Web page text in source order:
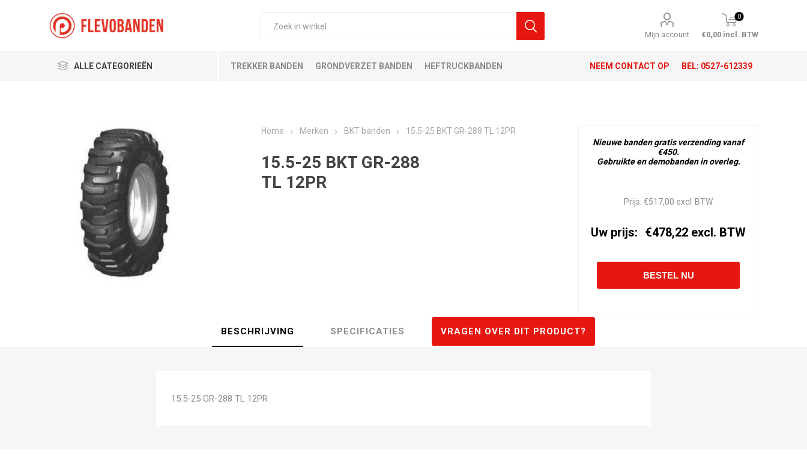
Mijn account
0
€0,00 incl. BTW
ALLE CATEGORIEËN TREKKER BANDEN GRONDVERZET BANDEN HEFTRUCKBANDEN NEEM CONTACT OP BEL: 0527-612339
Home Merken BKT banden 15.5-25 BKT GR-288 TL 12PR
15.5-25 BKT GR-288
TL 12PR
Nieuwe banden gratis verzending vanaf
€450.
Gebruikte en demobanden in overleg.
Prijs: €517,00 excl. BTW
Uw prijs: €478,22 excl. BTW
BESCHRIJVING SPECIFICATIES VRAGEN OVER DIT PRODUCT?
15.5-25 GR-288 TL 12PR